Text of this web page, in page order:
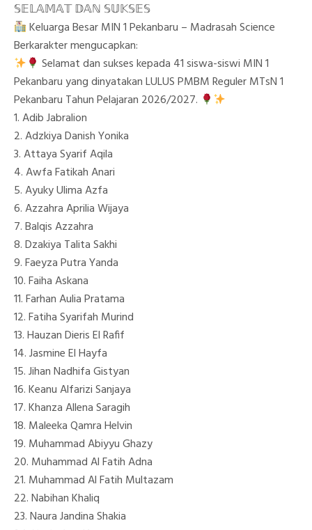
𝕊𝔼𝕃𝔸𝕄𝔸𝕋 𝔻𝔸ℕ 𝕊𝕌𝕂𝕊𝔼𝕊
Keluarga Besar MIN 1 Pekanbaru – Madrasah Science
Berkarakter mengucapkan:
Selamat dan sukses kepada 41 siswa-siswi MIN 1
Pekanbaru yang dinyatakan LULUS PMBM Reguler MTsN 1
Pekanbaru Tahun Pelajaran 2026/2027.
1. Adib Jabralion
2. Adzkiya Danish Yonika
3. Attaya Syarif Aqila
4. Awfa Fatikah Anari
5. Ayuky Ulima Azfa
6. Azzahra Aprilia Wijaya
7. Balqis Azzahra
8. Dzakiya Talita Sakhi
9. Faeyza Putra Yanda
10. Faiha Askana
11. Farhan Aulia Pratama
12. Fatiha Syarifah Murind
13. Hauzan Dieris El Rafif
14. Jasmine El Hayfa
15. Jihan Nadhifa Gistyan
16. Keanu Alfarizi Sanjaya
17. Khanza Allena Saragih
18. Maleeka Qamra Helvin
19. Muhammad Abiyyu Ghazy
20. Muhammad Al Fatih Adna
21. Muhammad Al Fatih Multazam
22. Nabihan Khaliq
23. Naura Jandina Shakia